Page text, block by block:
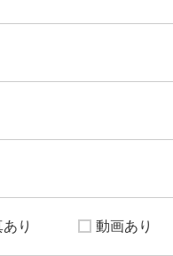
り 動画あり